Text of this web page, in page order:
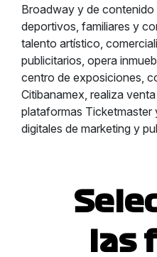
Broadway y de
deportivos, familiares y
talento artístico,
publicitarios, opera
centro de exposiciones,
Citibanamex, realiza
plataformas
digitales de marketing y
las